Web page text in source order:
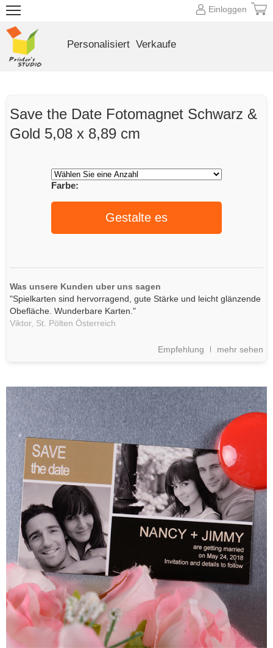
Save the Date Fotomagnet Schwarz &
Gold 5,08 x 8,89 cm
Farbe:
Gestalte es
Was unsere Kunden uber uns sagen
"Spielkarten sind hervorragend, gute Stärke und leicht glänzende
Obefläche. Wunderbare Karten."
Viktor, St. Pölten Österreich
Empfehlung mehr sehen
Einloggen
Personalisiert Verkaufe